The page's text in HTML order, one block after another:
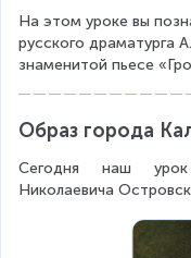
На этом уроке вы
русского драматурга
знаменитой пьесе
Образ города
Сегодня наш
Николаевича